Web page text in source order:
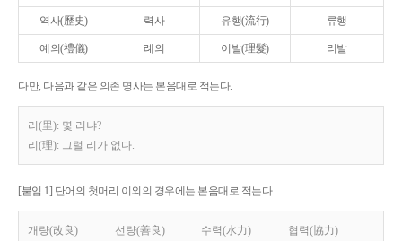
역사(歷史) 력사 유행(流行) 류행
예의(禮儀) 례의 이발(理髮) 리발
다만, 다음과 같은 의존 명사는 본음대로 적는다.
리(里): 몇 리냐?
리(理): 그럴 리가 없다.
[붙임 1] 단어의 첫머리 이외의 경우에는 본음대로 적는다.
개량(改良) 선량(善良) 수력(水力)
협력(協力)